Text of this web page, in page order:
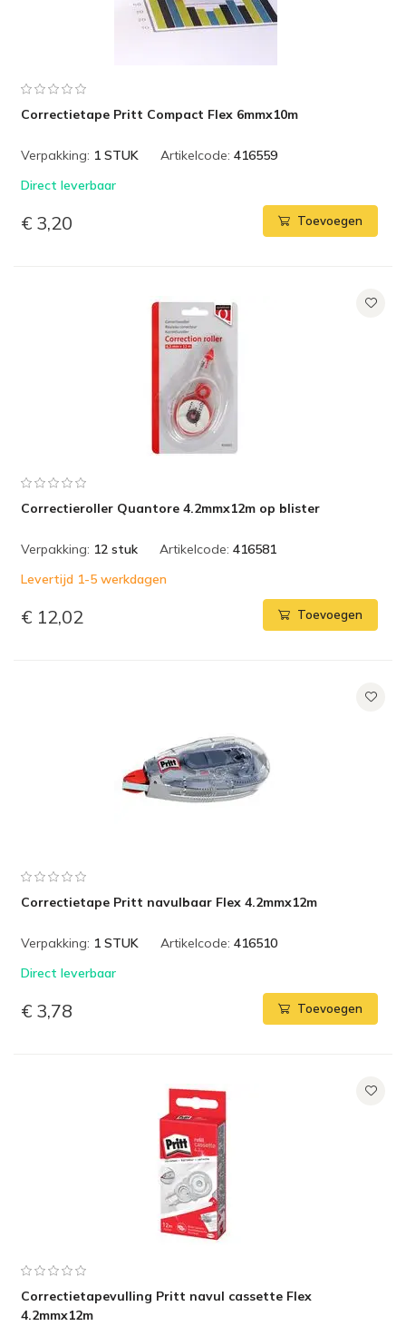
Correctietape Pritt Compact Flex 6mmx10m
Verpakking: 1 STUK Artikelcode: 416559
Direct leverbaar
€ 3,20 Toevoegen
Correctieroller Quantore 4.2mmx12m op blister
Verpakking: 12 stuk Artikelcode: 416581
Levertijd 1-5 werkdagen
€ 12,02 Toevoegen
Correctietape Pritt navulbaar Flex 4.2mmx12m
Verpakking: 1 STUK Artikelcode: 416510
Direct leverbaar
€ 3,78 Toevoegen
Correctietapevulling Pritt navul cassette Flex
4.2mmx12m